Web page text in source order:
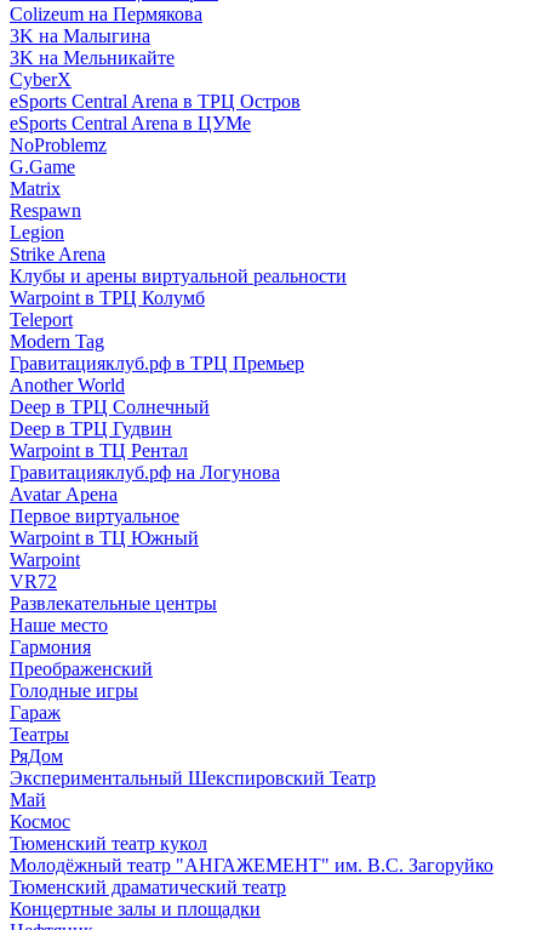
Colizeum на Пермякова
3K на Малыгина
3K на Мельникайте
CyberX
eSports Central Arena в ТРЦ Остров
eSports Central Arena в ЦУМе
NoProblemz
G.Game
Matrix
Respawn
Legion
Strike Arena
Клубы и арены виртуальной реальности
Warpoint в ТРЦ Колумб
Teleport
Modern Tag
Гравитацияклуб.рф в ТРЦ Премьер
Another World
Deep в ТРЦ Солнечный
Deep в ТРЦ Гудвин
Warpoint в ТЦ Рентал
Гравитацияклуб.рф на Логунова
Avatar Арена
Первое виртуальное
Warpoint в ТЦ Южный
Warpoint
VR72
Развлекательные центры
Наше место
Гармония
Преображенский
Голодные игры
Гараж
Театры
РяДом
Экспериментальный Шекспировский Театр
Май
Космос
Тюменский театр кукол
Молодёжный театр "АНГАЖЕМЕНТ" им. В.С. Загоруйко
Тюменский драматический театр
Концертные залы и площадки